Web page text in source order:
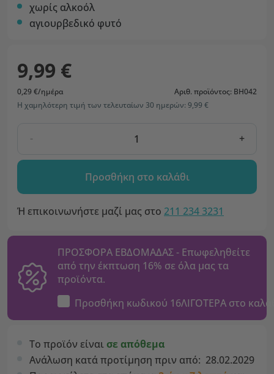
χωρίς αλκοόλ
αγιουρβεδικό φυτό
9,99 €
0,29 €/ημέρα
Αριθ. προϊόντος: BH042
Η χαμηλότερη τιμή των τελευταίων 30 ημερών: 9,99 €
- +
Προσθήκη στο καλάθι
Ή επικοινωνήστε μαζί μας στο 211 234 3231
ΠΡΟΣΦΟΡΑ ΕΒΔΟΜΑΔΑΣ - Επωφεληθείτε
από την έκπτωση 16% σε όλα μας τα
προϊόντα.
Προσθήκη κωδικού 16ΛΙΓΟΤΕΡΑ στο
Το προϊόν είναι σε απόθεμα
Ανάλωση κατά προτίμηση πριν από: 28.02.2029